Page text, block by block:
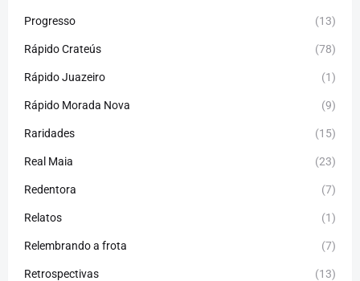
Progresso (13)
Rápido Crateús (78)
Rápido Juazeiro (1)
Rápido Morada Nova (9)
Raridades (15)
Real Maia (23)
Redentora (7)
Relatos (1)
Relembrando a frota (7)
Retrospectivas (13)